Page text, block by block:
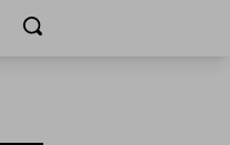
Cerca